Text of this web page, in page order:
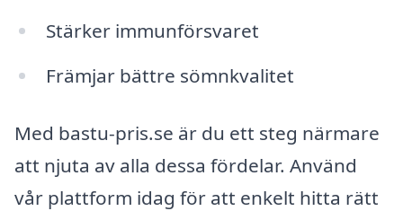
Stärker immunförsvaret
Främjar bättre sömnkvalitet
Med bastu-pris.se är du ett steg närmare
att njuta av alla dessa fördelar. Använd
vår plattform idag för att enkelt hitta rätt